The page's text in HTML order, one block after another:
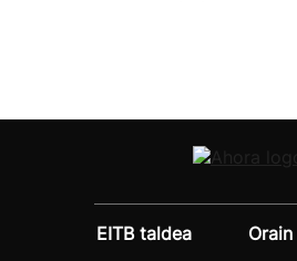
EITB taldea
Orain